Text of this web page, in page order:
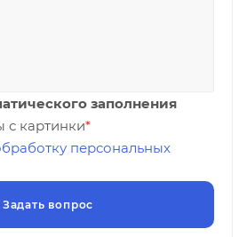
заполнения
с картинки*
персональных